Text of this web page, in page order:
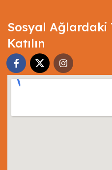
Sosyal Ağlardaki
Katılın